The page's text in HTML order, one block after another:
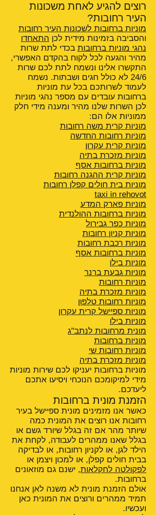
רוצים להגיע לאחת משכונות
העיר רחובות?
מוניות ברחובות לשכונות העיר רחובות
והסביבה בזמינות מידית לכן התאחדו
נהגי מוניות ברחובות בכדי לתת שרות
מהיר והגעה לכל לקוח בהקדם האפשרי,
התקשרו אלינו ונשמח לתת לכם שרות
24/6 לא כולל חגים ושבתות. נשמח
לעמוד לשרותכם בכל עת מוניות
ברחובות עובדים עם מספר נהגי מוניות
לכן השרות שלנו מהיר ומענה מידי חלק
ממוניות אלו הם:
מוניות קרית משה רחובות
מוניות רחובות החדשה
מוניות קרית עקרון
מוניות מזכרת בתיה
מוניות ברחובות אסף
מוניות קרית ההגנה רחובות
מוניות בית חולים קפלן רחובות
taxi in rehovot
מוניות פארק המדע
מוניות ברחובות ההולנדית
מוניות כפר גבירול
מוניות קניון רחובות
מוניות רכבת רחובות
מוניות ברחובות אסף
מוניות בילו
מוניות גבעת ברנר
מוניות רחובות
מוניות מזכרת בתיה
מוניות רחובות טלפון
מוניות ספיישל קרית עקרון
מוניות בילו
מונית מרחובות לנתב"ג
מוניות ברחובות
מוניות רחובות שי
מוניות מזכרת בתיה
מוניות ברחובות יעניקו לכם שירות מוניות
מידי למיקומכם הנוכחי ויסיעו אתכם
ליעדכם.
הזמנת מונית ברחובות
כאשר אנו מזמינים מונית ספיישל בעיר
רחובות אנו רוצים את המונית כמה
שיותר מהר אם זה בגלל שיורד גשם או
בגלל שאנו ממהרים לעבודה, לקחת את
הילד לגן, או לקניון רחובות, או לבדיקה
בבית חולים קפלן, או למכון ויצמן או
לפקולטה לחקלאות, ישנם גם מוזאונים
ברחובות.
אולם הזמנת מונית לא משנה לאן אנחנו
תמיד ממהרים ורוצים את המונית כאן
ועכשיו.